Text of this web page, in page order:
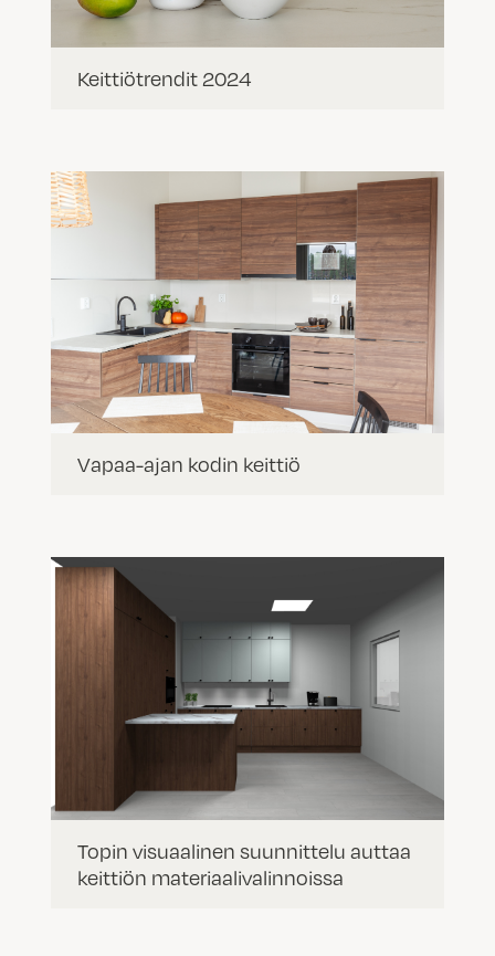
Keittiötrendit 2024
Vapaa-ajan kodin keittiö
Topin visuaalinen suunnittelu auttaa
keittiön materiaalivalinnoissa